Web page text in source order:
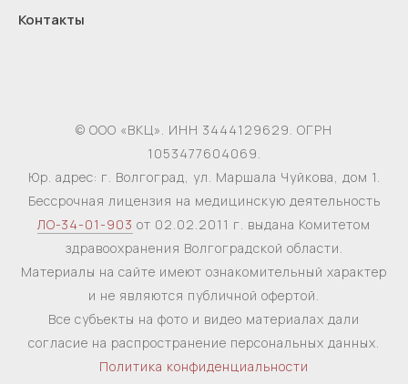
Контакты
© ООО «ВКЦ». ИНН 3444129629. ОГРН
1053477604069.
Юр. адрес: г. Волгоград, ул. Маршала Чуйкова, дом 1.
Бессрочная лицензия на медицинскую деятельность
ЛО-34-01-903 от 02.02.2011 г. выдана Комитетом
здравоохранения Волгоградской области.
Материалы на сайте имеют ознакомительный характер
и не являются публичной офертой.
Все субъекты на фото и видео материалах дали
согласие на распространение персональных данных.
Политика конфиденциальности